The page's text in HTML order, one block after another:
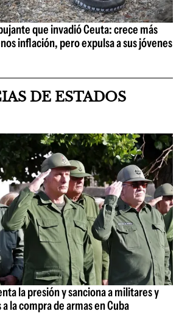
que invadió Ceuta: crece más
inflación, pero expulsa a sus jóvenes
DE ESTADOS
la presión y sanciona a militares y
la compra de armas en Cuba